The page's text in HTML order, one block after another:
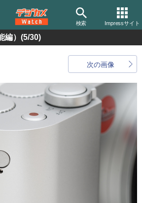
検索 Impressサイト
） (5/30)
次の画像